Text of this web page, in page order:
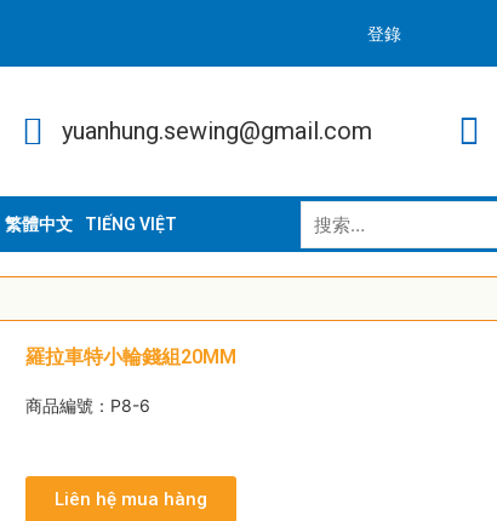
登錄
yuanhung.sewing@gmail.com
TIẾNG VIỆT
羅拉車特小輪錢組20MM
商品編號：P8-6
Liên hệ mua hàng